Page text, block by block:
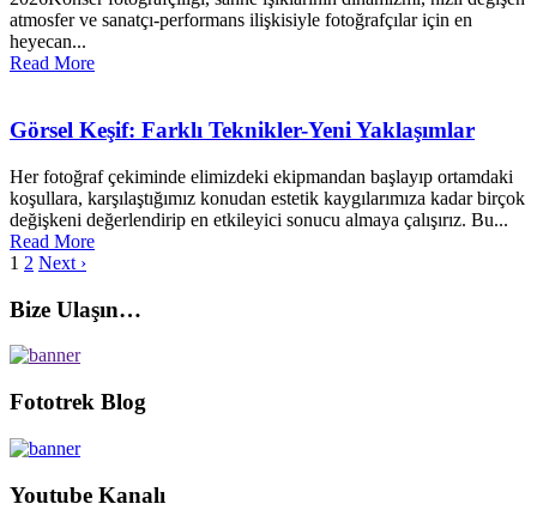
atmosfer ve sanatçı-performans ilişkisiyle fotoğrafçılar için en
heyecan...
Read More
Görsel Keşif: Farklı Teknikler-Yeni Yaklaşımlar
Her fotoğraf çekiminde elimizdeki ekipmandan başlayıp ortamdaki
koşullara, karşılaştığımız konudan estetik kaygılarımıza kadar birçok
değişkeni değerlendirip en etkileyici sonucu almaya çalışırız. Bu...
Read More
1 2 Next ›
Bize Ulaşın…
Fototrek Blog
Youtube Kanalı